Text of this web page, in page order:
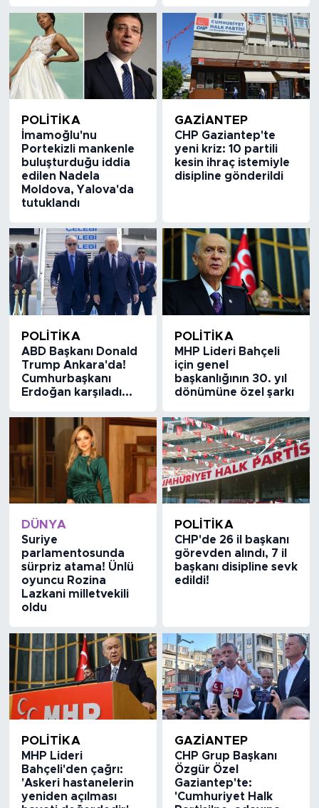
POLİTİKA
İmamoğlu'nu
Portekizli mankenle
buluşturduğu iddia
edilen Nadela
Moldova, Yalova'da
tutuklandı
GAZIANTEP
CHP Gaziantep'te
yeni kriz: 10 partili
kesin ihraç istemiyle
disipline gönderildi
POLİTİKA
ABD Başkanı Donald
Trump Ankara'da!
Cumhurbaşkanı
Erdoğan karşıladı...
POLİTİKA
MHP Lideri Bahçeli
için genel
başkanlığının 30. yıl
dönümüne özel şarkı
DÜNYA
Suriye
parlamentosunda
sürpriz atama! Ünlü
oyuncu Rozina
Lazkani milletvekili
oldu
POLİTİKA
CHP'de 26 il başkanı
görevden alındı, 7 il
başkanı disipline sevk
edildi!
POLİTİKA
MHP Lideri
Bahçeli'den çağrı:
'Askeri hastanelerin
yeniden açılması
GAZIANTEP
CHP Grup Başkanı
Özgür Özel
Gaziantep'te:
'Cumhuriyet Halk